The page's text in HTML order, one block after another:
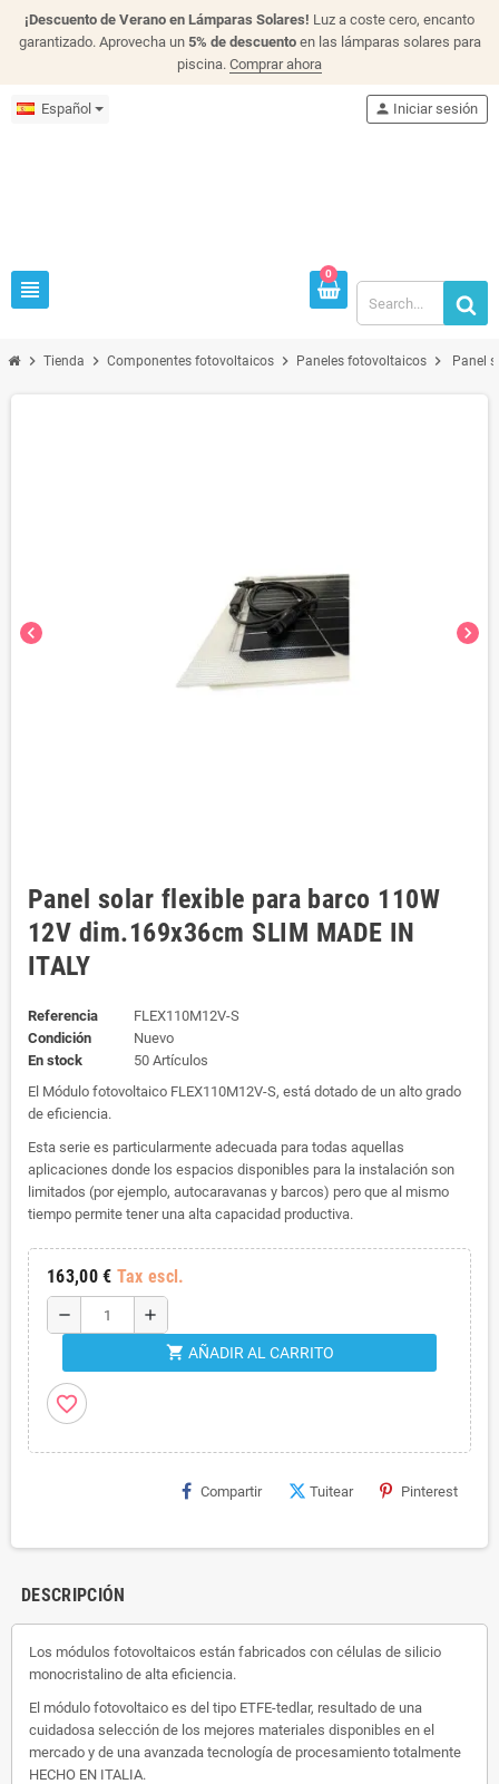
¡Descuento de Verano en Lámparas Solares! Luz a coste cero, encanto
garantizado. Aprovecha un 5% de descuentoen las lámparas solares para
piscina. Comprar ahora
Español
view_headline
person Iniciar sesión
0
chevron_right Tienda chevron_right Componentes fotovoltaicos chevron_right Paneles fotovoltaicos chevron_right Panel
chevron_left chevron_right
Panel solar flexible para barco 110W
12V dim.169x36cm SLIM MADE IN
ITALY
Referencia
FLEX110M12V-S
Condición
Nuevo
En stock
50 Artículos
El Módulo fotovoltaico FLEX110M12V-S, está dotado de un alto grado
de eficiencia.
Esta serie es particularmente adecuada para todas aquellas
aplicaciones donde los espacios disponibles para la instalación son
limitados (por ejemplo, autocaravanas y barcos) pero que al mismo
tiempo permite tener una alta capacidad productiva.
163,00 € Tax escl.
remove add
shopping_cart AÑADIR AL CARRITO
favorite_border
Compartir Tuitear Pinterest
DESCRIPCIÓN
Los módulos fotovoltaicos están fabricados con células de silicio
monocristalino de alta eficiencia.
El módulo fotovoltaico es del tipo ETFE-tedlar, resultado de una
cuidadosa selección de los mejores materiales disponibles en el
mercado y de una avanzada tecnología de procesamiento totalmente
HECHO EN ITALIA.